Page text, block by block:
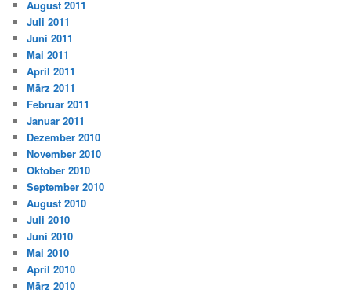
August 2011
Juli 2011
Juni 2011
Mai 2011
April 2011
März 2011
Februar 2011
Januar 2011
Dezember 2010
November 2010
Oktober 2010
September 2010
August 2010
Juli 2010
Juni 2010
Mai 2010
April 2010
März 2010